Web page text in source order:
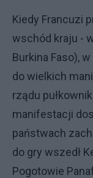
Kiedy Francuzi
wschód kraju -
Burkina Faso),
do wielkich
rządu
manifestacji
państwach
do gry wszedł
Pogotowie